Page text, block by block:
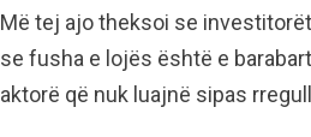
Më tej ajo theksoi se
se fusha e lojës është e
aktorë që nuk luajnë sipas